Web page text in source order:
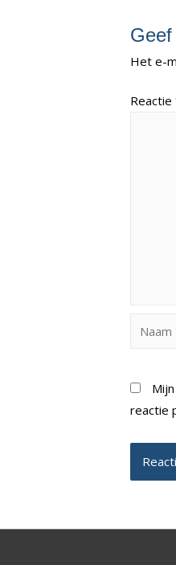
Het e-
Reactie
reactie